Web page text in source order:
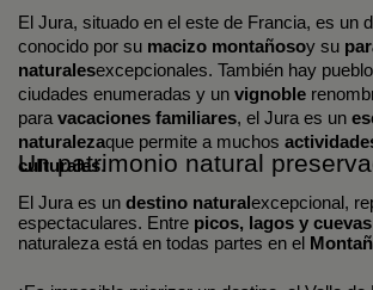
El Jura, situado en el este de Francia, es un
conocido por su macizo montañosoy su
naturalesexcepcionales. También hay
ciudades enumeradas y un vignoble
para vacaciones familiares, el Jura es un
naturalezaque permite a muchos
culturales
Un patrimonio natural
El Jura es un destino natural excepcional,
espectaculares. Entre picos, lagos y cuevas
naturaleza está en todas partes en el